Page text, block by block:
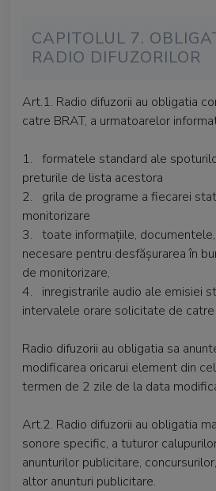
CAPITOLUL 7.
RADIO DIFUZORILOR
Art.1. Radio difuzorii au obligatia
catre BRAT, a urmatoarelor
1. formatele standard ale
preturile de lista acestora
2. grila de programe a fiecarei
monitorizare
3. toate informațiile,
necesare pentru desfășurarea în
de monitorizare,
4. inregistrarile audio ale emisiei
intervalele orare solicitate de catre
Radio difuzorii au obligatia sa
modificarea oricarui element din
termen de 2 zile de la data
Art.2. Radio difuzorii au obligatia
sonore specific, a tuturor
anunturilor publicitare,
altor anunturi publicitare.